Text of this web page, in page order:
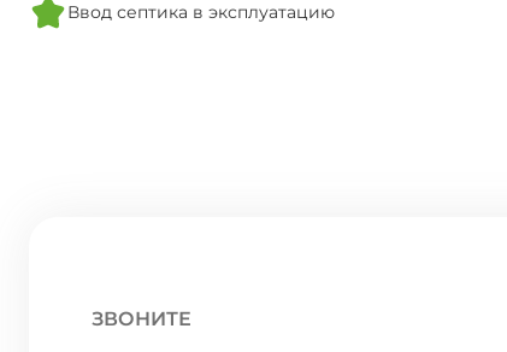
Ввод септика в эксплуатацию
ЗВОНИТЕ